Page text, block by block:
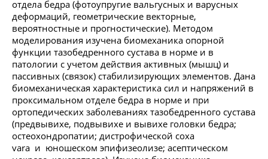
отдела бедра (фотоупругие вальгусных и варусных
деформаций, геометрические векторные,
вероятностные и прогностические). Методом
моделирования изучена биомеханика опорной
функции тазобедренного сустава в норме и в
патологии с учетом действия активных (мышц) и
пассивных (связок) стабилизирующих элементов. Дана
биомеханическая характеристика сил и напряжений в
проксимальном отделе бедра в норме и при
ортопедических заболеваниях тазобедренного сустава
(предвывихе, подвывихе и вывихе головки бедра;
остеохондропатии; дистрофической coxa
vara и юношеском эпифизеолизе; асептическом